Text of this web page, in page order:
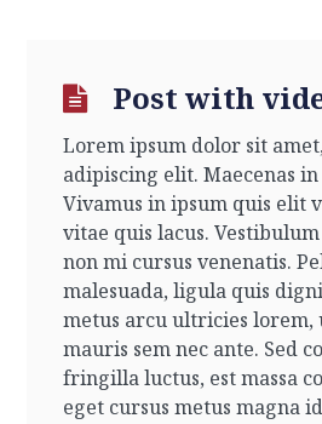
Post with
Lorem ipsum dolor sit
adipiscing elit. Maecenas
Vivamus in ipsum quis elit
vitae quis lacus.
non mi cursus venenatis.
malesuada, ligula quis
metus arcu ultricies lorem,
mauris sem nec ante. Sed
fringilla luctus, est massa
eget cursus metus magna